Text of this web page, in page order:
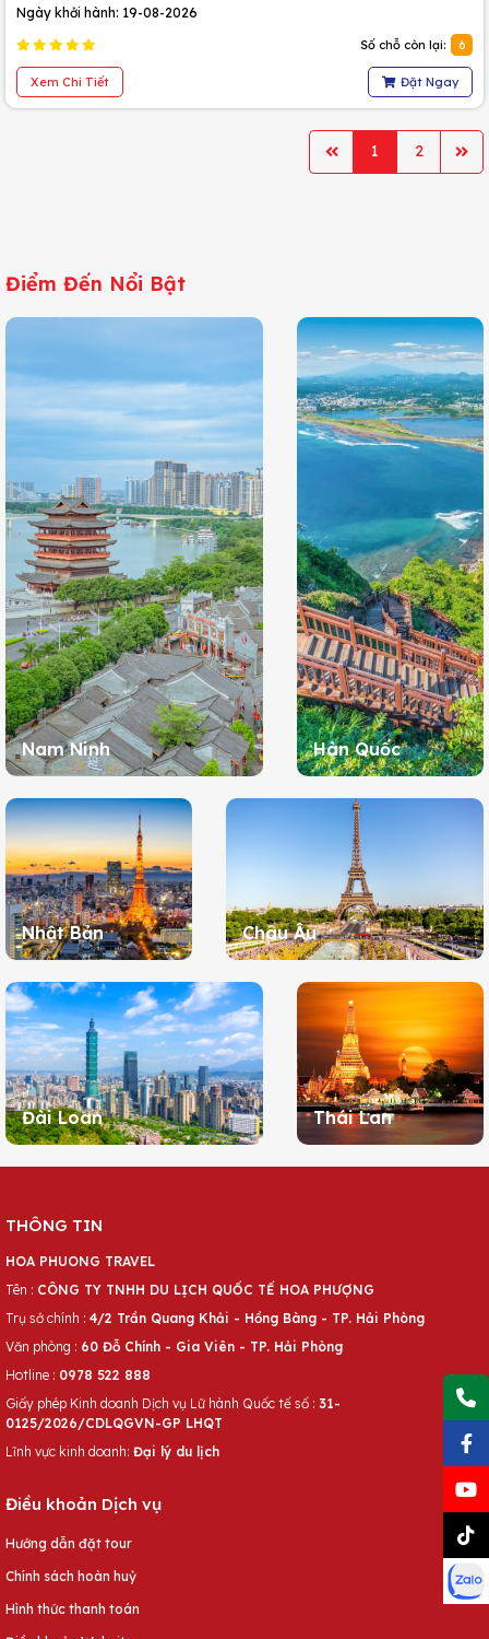
Ngày khởi hành: 19-08-2026
Số chỗ còn lại: 6
Xem Chi Tiết Đặt Ngay
1 2
Điểm Đến Nổi Bật
Nam Ninh Hàn Quốc
Nhật Bản Châu Âu
Đài Loan Thái Lan
THÔNG TIN
HOA PHUONG TRAVEL
Tên : CÔNG TY TNHH DU LỊCH QUỐC TẾ HOA PHƯỢNG
Trụ sở chính : 4/2 Trần Quang Khải - Hồng Bàng - TP. Hải Phòng
Văn phòng : 60 Đỗ Chính - Gia Viên - TP. Hải Phòng
Hotline : 0978 522 888
Giấy phép Kinh doanh Dịch vụ Lữ hành Quốc tế số : 31-
0125/2026/CDLQGVN-GP LHQT
Lĩnh vực kinh doanh: Đại lý du lịch
Điều khoản Dịch vụ
Hướng dẫn đặt tour
Chính sách hoàn huỷ
Hình thức thanh toán